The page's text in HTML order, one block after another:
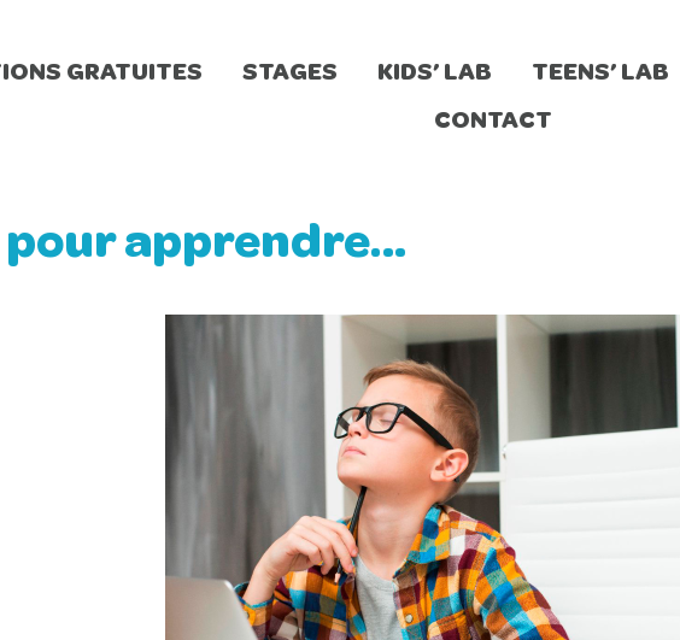
GRATUITES STAGES KIDS’ LAB TEENS’ LAB
CONTACT
pour apprendre…